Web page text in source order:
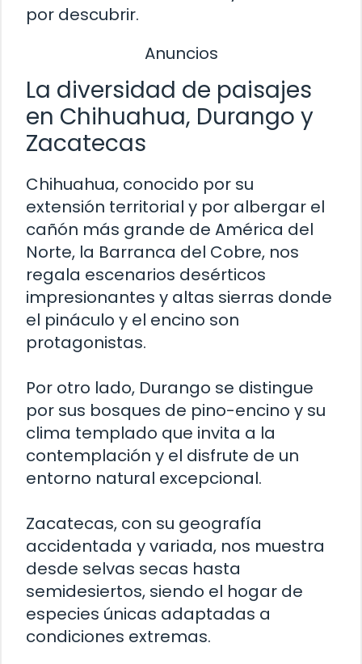
por descubrir.
Anuncios
La diversidad de paisajes
en Chihuahua, Durango y
Zacatecas
Chihuahua, conocido por su
extensión territorial y por albergar el
cañón más grande de América del
Norte, la Barranca del Cobre, nos
regala escenarios desérticos
impresionantes y altas sierras donde
el pináculo y el encino son
protagonistas.
Por otro lado, Durango se distingue
por sus bosques de pino-encino y su
clima templado que invita a la
contemplación y el disfrute de un
entorno natural excepcional.
Zacatecas, con su geografía
accidentada y variada, nos muestra
desde selvas secas hasta
semidesiertos, siendo el hogar de
especies únicas adaptadas a
condiciones extremas.